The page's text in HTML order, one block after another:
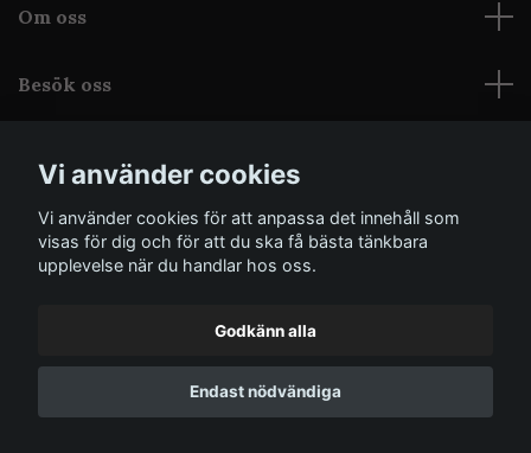
Om oss
Besök oss
Sociala medier
© 2026 GrothicaPowered by Quickbutik
Vi använder cookies
Vi använder cookies för att anpassa det innehåll som
visas för dig och för att du ska få bästa tänkbara
upplevelse när du handlar hos oss.
Godkänn alla
Endast nödvändiga